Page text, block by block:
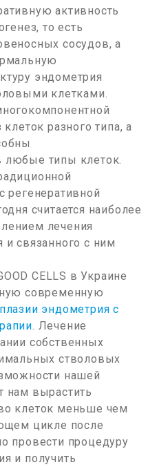
активность
то есть
сосудов, а
эндометрия
клетками.
разного типа, а
любые типы клеток.
регенеративной
считается наиболее
лечения
и связанного с ним
CELLS в Украине
современную
эндометрия с
. Лечение
собственных
стволовых
нашей
нам вырастить
клеток меньше чем
цикле после
провести процедуру
и получить